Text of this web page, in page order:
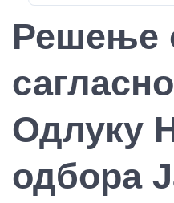
Решење
Одлуку
одбора